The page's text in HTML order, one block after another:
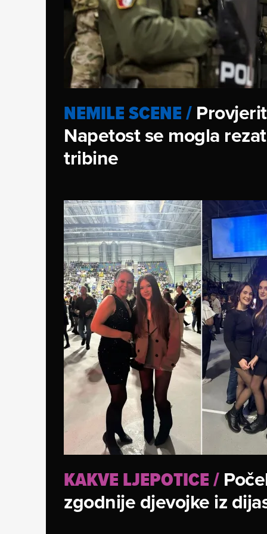
NEMILE SCENE/
Napetost se mogla
tribine
KAKVE LJEPOTICE/
zgodnije djevojke iz